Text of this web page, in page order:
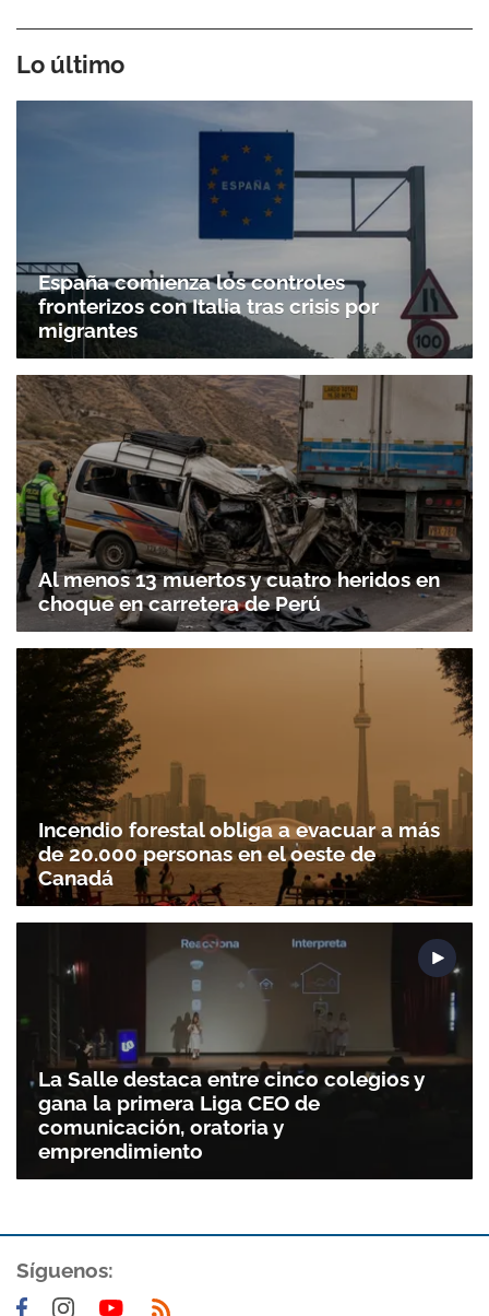
Lo último
España comienza los controles
fronterizos con Italia tras crisis por
migrantes
Al menos 13 muertos y cuatro heridos en
choque en carretera de Perú
Incendio forestal obliga a evacuar a más
de 20.000 personas en el oeste de
Canadá
La Salle destaca entre cinco colegios y
gana la primera Liga CEO de
comunicación, oratoria y
emprendimiento
Síguenos: